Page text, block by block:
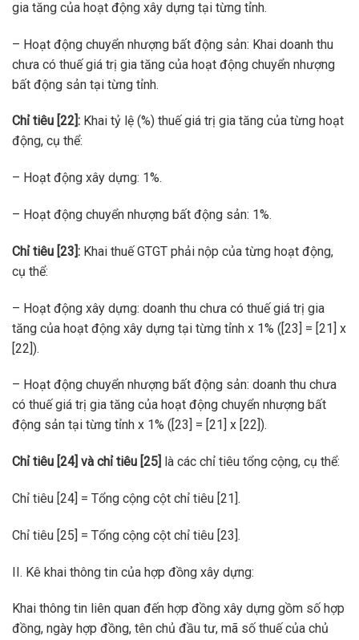
gia tăng của hoạt động xây dựng tại từng tỉnh.
– Hoạt động chuyển nhượng bất động sản: Khai doanh thu
chưa có thuế giá trị gia tăng của hoạt động chuyển nhượng
bất động sản tại từng tỉnh.
Chỉ tiêu [22]: Khai tỷ lệ (%) thuế giá trị gia tăng của từng hoạt
động, cụ thể:
– Hoạt động xây dựng: 1%.
– Hoạt động chuyển nhượng bất động sản: 1%.
Chỉ tiêu [23]: Khai thuế GTGT phải nộp của từng hoạt động,
cụ thể:
– Hoạt động xây dựng: doanh thu chưa có thuế giá trị gia
tăng của hoạt động xây dựng tại từng tỉnh x 1% ([23] = [21] x
[22]).
– Hoạt động chuyển nhượng bất động sản: doanh thu chưa
có thuế giá trị gia tăng của hoạt động chuyển nhượng bất
động sản tại từng tỉnh x 1% ([23] = [21] x [22]).
Chỉ tiêu [24] và chỉ tiêu [25] là các chỉ tiêu tổng cộng, cụ thể:
Chỉ tiêu [24] = Tổng cộng cột chỉ tiêu [21].
Chỉ tiêu [25] = Tổng cộng cột chỉ tiêu [23].
II. Kê khai thông tin của hợp đồng xây dựng:
Khai thông tin liên quan đến hợp đồng xây dựng gồm số hợp
đồng, ngày hợp đồng, tên chủ đầu tư, mã số thuế của chủ